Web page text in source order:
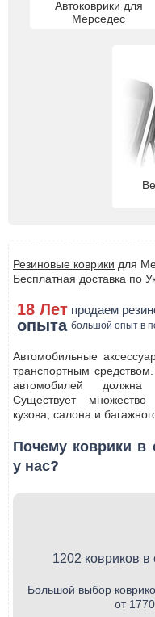
Автоковрики для
Мерседес
Резиновые коврики для
Бесплатная доставка по
18 Лет продаем
опыта большой опыт в
Автомобильные
транспортным
автомобилей должна
Существует
кузова, салона и
Почему коврики в
у нас?
1202 ковриков в
Большой выбор
от